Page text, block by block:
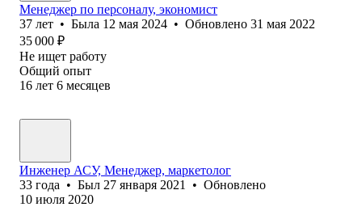
Менеджер по персоналу, экономист
37 лет • Была 12 мая 2024 • Обновлено 31 мая 2022
35 000 ₽
Не ищет работу
Общий опыт
16 лет 6 месяцев
Инженер АСУ, Менеджер, маркетолог
33 года • Был 27 января 2021 • Обновлено
10 июля 2020